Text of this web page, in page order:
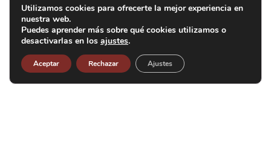
Utilizamos cookies para ofrecerte la mejor experiencia en
nuestra web.
Puedes aprender más sobre qué cookies utilizamos o
desactivarlas en los ajustes.
Aceptar Rechazar Ajustes